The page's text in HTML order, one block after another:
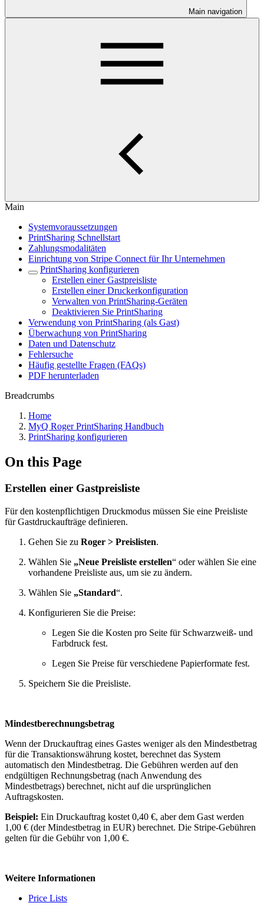
Main navigation
Main
Systemvoraussetzungen
PrintSharing Schnellstart
Zahlungsmodalitäten
Einrichtung von Stripe Connect für Ihr Unternehmen
PrintSharing konfigurieren
Erstellen einer Gastpreisliste
Erstellen einer Druckerkonfiguration
Verwalten von PrintSharing-Geräten
Deaktivieren Sie PrintSharing
Verwendung von PrintSharing (als Gast)
Überwachung von PrintSharing
Daten und Datenschutz
Fehlersuche
Häufig gestellte Fragen (FAQs)
PDF herunterladen
Breadcrumbs
Home
MyQ Roger PrintSharing Handbuch
PrintSharing konfigurieren
On this Page
Erstellen einer Gastpreisliste
Für den kostenpflichtigen Druckmodus müssen Sie eine Preisliste
für Gastdruckaufträge definieren.
Gehen Sie zu Roger > Preislisten.
Wählen Sie „Neue Preisliste erstellen“ oder wählen Sie eine
vorhandene Preisliste aus, um sie zu ändern.
Wählen Sie „Standard“.
Konfigurieren Sie die Preise:
Legen Sie die Kosten pro Seite für Schwarzweiß- und
Farbdruck fest.
Legen Sie Preise für verschiedene Papierformate fest.
Speichern Sie die Preisliste.
Mindestberechnungsbetrag
Wenn der Druckauftrag eines Gastes weniger als den Mindestbetrag
für die Transaktionswährung kostet, berechnet das System
automatisch den Mindestbetrag. Die Gebühren werden auf den
endgültigen Rechnungsbetrag (nach Anwendung des
Mindestbetrags) berechnet, nicht auf die ursprünglichen
Auftragskosten.
Beispiel: Ein Druckauftrag kostet 0,40 €, aber dem Gast werden
1,00 € (der Mindestbetrag in EUR) berechnet. Die Stripe-Gebühren
gelten für die Gebühr von 1,00 €.
Weitere Informationen
Price Lists